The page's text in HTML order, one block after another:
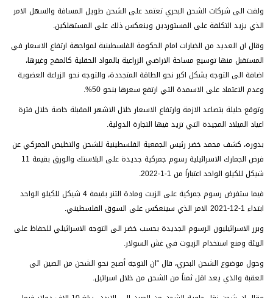
ولفت الى شركات الشحن البحري تعتمد على الشحن طويل المسافة والسهل الامر
الذي يزيد التكلفة على المستوردين وينعكس ذلك على المستهلكين.
وقال ان العديد من الخيارات امام الحكومة الفلسطينية لمواجهة ارتفاع الاسعار في
المستقبل منها توسيع مساحة الاراضي الزراعية بالمواد الحقلية كالمقح وغيرها،
اضافة الى التوجه بشكل اكبر نحو الطاقة المتجددة، والتوجه نحو الزراعة العضوية
وعدم الاعتماد على الاسمدة التي ارتفع سعرها بنحو 50%.
وتوقع حليلة بتصاعد الازمة وارتفاع الاسعار خلال الاشهر المقبلة خاصة خلال فترة
اعياد الميلاد المجيدة التي تزيد فيها التجارة الدولية.
بدوره، كشف محمد خضر رئيس الجمعية الفلسطينية للشحن والتخليص الجمركي عن
فرض الجمارك الاسرائيلية رسوم جمركية جديدة على البلاستك والورق بقيمة 11
شيكل للكيلو الواحد اعتباراً من 1-1-2022.
فيما ستفرض رسوم جمركية على الزيت ومادة التنر بقيمة 4 شيكل للكيلو الواحد
ابتداء 1-12-2021 الامر الذي سينعكس على السوق الفلسطيني.
وبرر الاسرائيليون الرسوم الجديدة بحسب خضر الى التوجه الاسرائيلي للحفاظ على
البيئة ومنع استخدام الزيوت في غش السولار.
وحول موضوع الشحن البحري، قال “ان التوجه أصبح نحو الشحن من الصين الى
العقبة والذي يعد اقل ثمناً من الشحن من خلال اسرائيل.